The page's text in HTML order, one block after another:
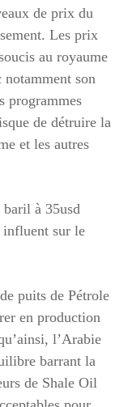
de prix du
Les prix
au royaume
notamment son
programmes
de détruire la
et les autres
baril à 35usd
influent sur le
puits de Pétrole
en production
l’Arabie
barrant la
de Shale Oil